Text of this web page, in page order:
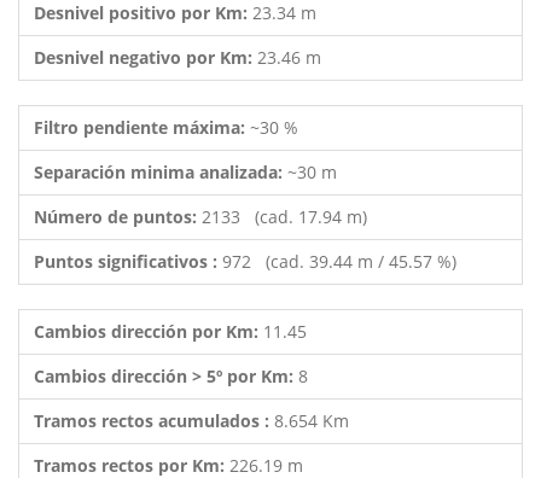
Desnivel positivo por Km: 23.34 m
Desnivel negativo por Km: 23.46 m
Filtro pendiente máxima: ~30 %
Separación minima analizada: ~30 m
Número de puntos: 2133 (cad. 17.94 m)
Puntos significativos : 972 (cad. 39.44 m / 45.57 %)
Cambios dirección por Km: 11.45
Cambios dirección > 5º por Km: 8
Tramos rectos acumulados : 8.654 Km
Tramos rectos por Km: 226.19 m